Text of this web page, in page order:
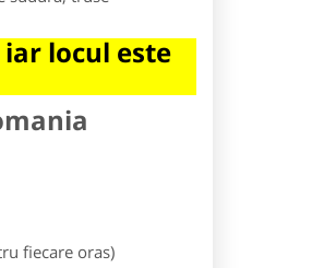
locul este
fiecare oras)